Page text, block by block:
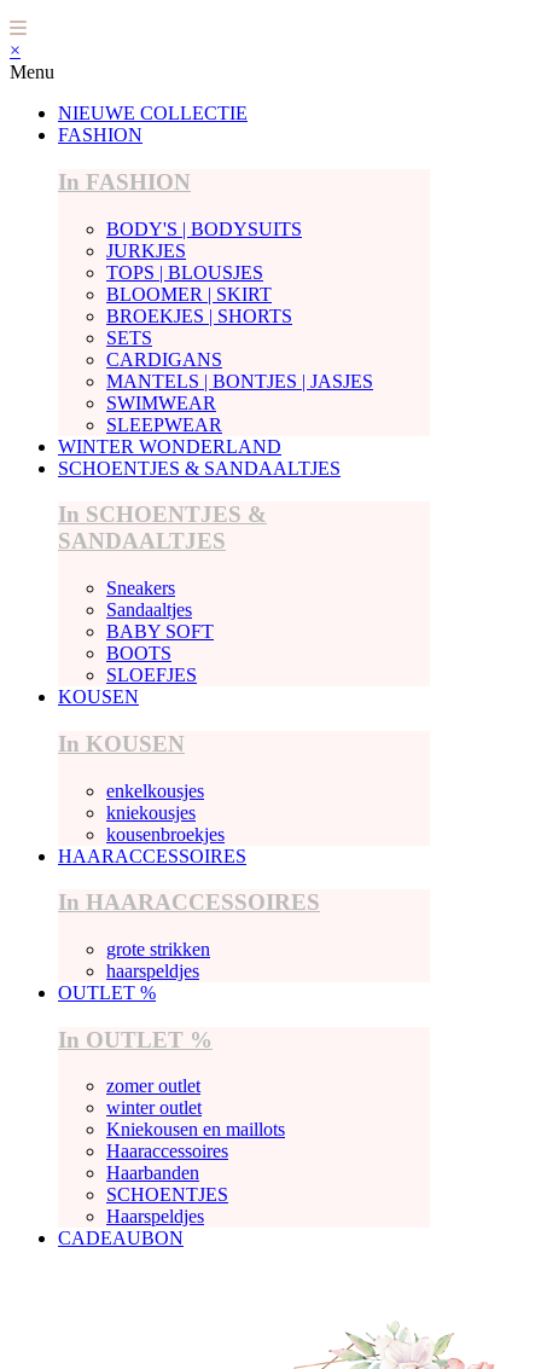
×
Menu
NIEUWE COLLECTIE
FASHION
In FASHION
BODY'S | BODYSUITS
JURKJES
TOPS | BLOUSJES
BLOOMER | SKIRT
BROEKJES | SHORTS
SETS
CARDIGANS
MANTELS | BONTJES | JASJES
SWIMWEAR
SLEEPWEAR
WINTER WONDERLAND
SCHOENTJES & SANDAALTJES
In SCHOENTJES &
SANDAALTJES
Sneakers
Sandaaltjes
BABY SOFT
BOOTS
SLOEFJES
KOUSEN
In KOUSEN
enkelkousjes
kniekousjes
kousenbroekjes
HAARACCESSOIRES
In HAARACCESSOIRES
grote strikken
haarspeldjes
OUTLET %
In OUTLET %
zomer outlet
winter outlet
Kniekousen en maillots
Haaraccessoires
Haarbanden
SCHOENTJES
Haarspeldjes
CADEAUBON